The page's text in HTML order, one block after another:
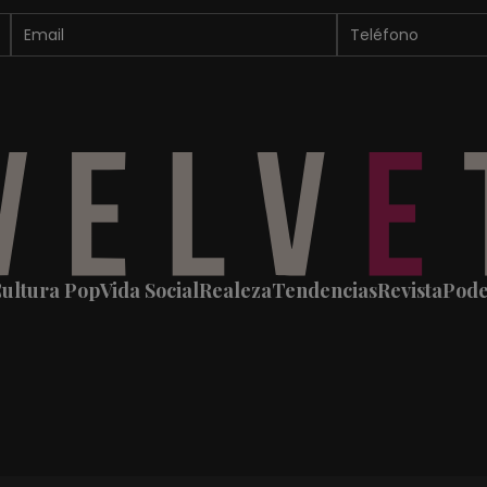
PopVida SocialRealezaTendenciasRevista